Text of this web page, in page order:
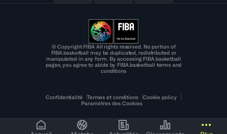
© Copyright FIBA All rights reserved. No portion of
FIBA.basketball may be duplicated, redistributed or
manipulated in any form. By accessing FIBA.basketball
pages, you agree to abide by FIBA.basketball terms and
conditions
Confidentialité Termes et conditions
Cookie policy
Paramètres des Cookies